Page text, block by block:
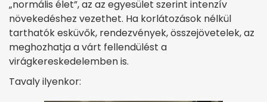
„normális élet”, az az egyesület szerint intenzív
növekedéshez vezethet. Ha korlátozások nélkül
tarthatók esküvők, rendezvények, összejövetelek, az
meghozhatja a várt fellendülést a
virágkereskedelemben is.
Tavaly ilyenkor: